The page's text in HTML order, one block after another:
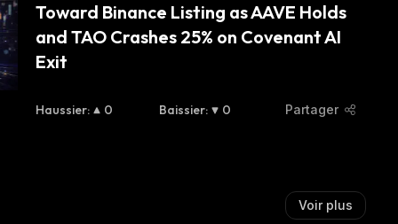
Toward Binance Listing as AAVE Holds
and TAO Crashes 25% on Covenant AI
Exit
Haussier: 0 Baissier: 0 Partager
Voir plus